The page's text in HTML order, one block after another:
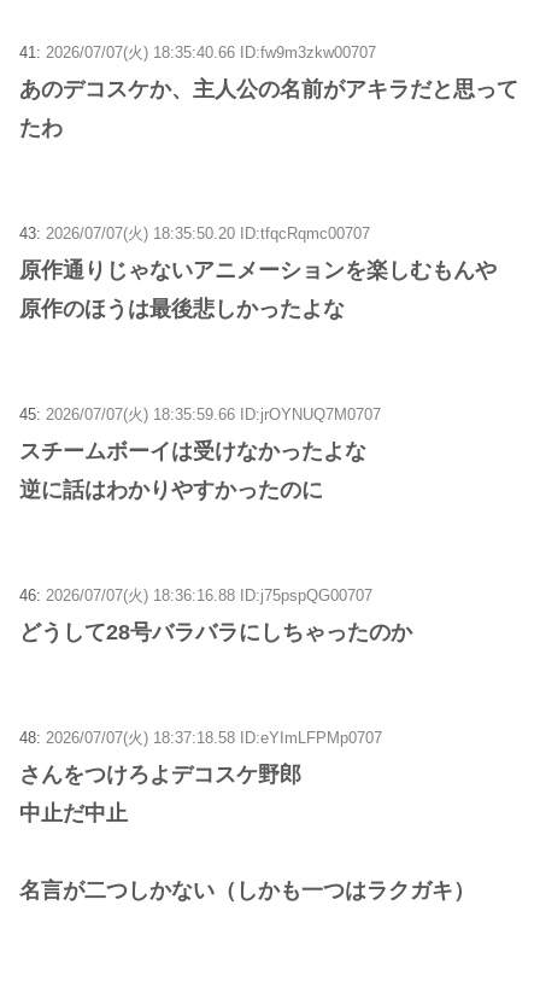
41: 2026/07/07(火) 18:35:40.66 ID:fw9m3zkw00707
あのデコスケか、主人公の名前がアキラだと思って
たわ
43: 2026/07/07(火) 18:35:50.20 ID:tfqcRqmc00707
原作通りじゃないアニメーションを楽しむもんや
原作のほうは最後悲しかったよな
45: 2026/07/07(火) 18:35:59.66 ID:jrOYNUQ7M0707
スチームボーイは受けなかったよな
逆に話はわかりやすかったのに
46: 2026/07/07(火) 18:36:16.88 ID:j75pspQG00707
どうして28号バラバラにしちゃったのか
48: 2026/07/07(火) 18:37:18.58 ID:eYImLFPMp0707
さんをつけろよデコスケ野郎
中止だ中止
名言が二つしかない（しかも一つはラクガキ）